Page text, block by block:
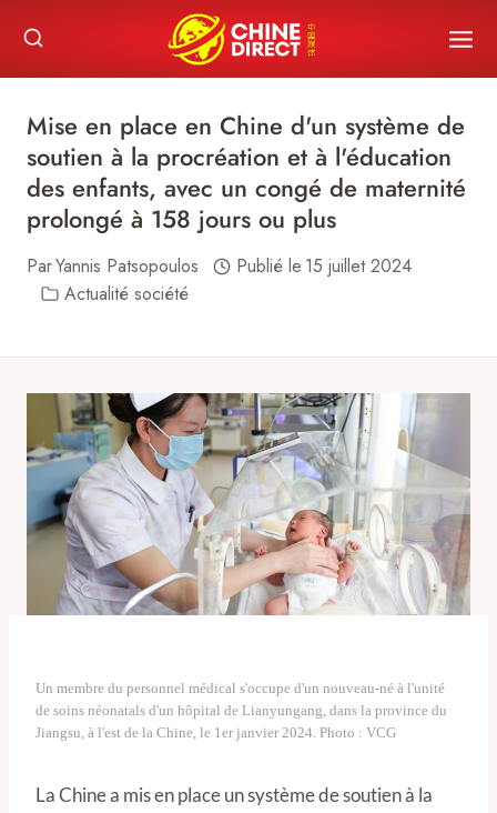
content
Mise en place en Chine d'un système de
soutien à la procréation et à l'éducation
des enfants, avec un congé de maternité
prolongé à 158 jours ou plus
ParYannis Patsopoulos Publié le 15 juillet 2024
Actualité société
Un membre du personnel médical s'occupe d'un nouveau-né à l'unité
de soins néonatals d'un hôpital de Lianyungang, dans la province du
Jiangsu, à l'est de la Chine, le 1er janvier 2024. Photo : VCG
La Chine a mis en place un système de soutien à la